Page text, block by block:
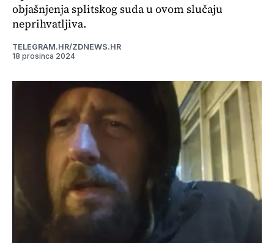
objašnjenja splitskog suda u ovom slučaju
neprihvatljiva.
TELEGRAM.HR/ZDNEWS.HR
18 prosinca 2024